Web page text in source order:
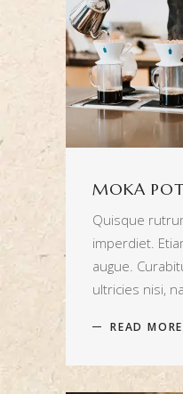
MOKA
Quisque
imperdiet.
augue.
ultricies nisi,
READ MORE